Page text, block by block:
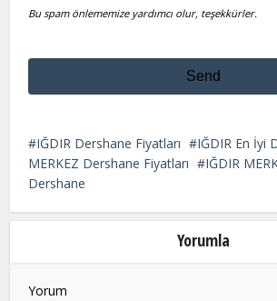
Bu spam önlememize yardımcı olur, teşekkürler.
Send
field
should
be
blank
IĞDIR Dershane Fiyatları IĞDIR En İyi
MERKEZ Dershane Fiyatları
IĞDIR
Dershane
Yorumla
Yorum